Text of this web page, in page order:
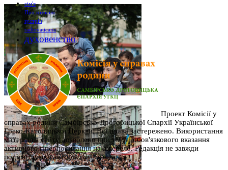
сім'я
Про комісію
зустріч
radiovaticana
духовенство
Проект Комісії у
справах родини Самбірсько-Дрогобицької Єпархії Української
Греко-Католицької Церкви. Всі права застережено. Використання
матеріалів сайту дозволено при умові обов'язкового вказання
активного гіперпосилання на джерело. Редакція не завжди
поділяє думку авторів публікацій.